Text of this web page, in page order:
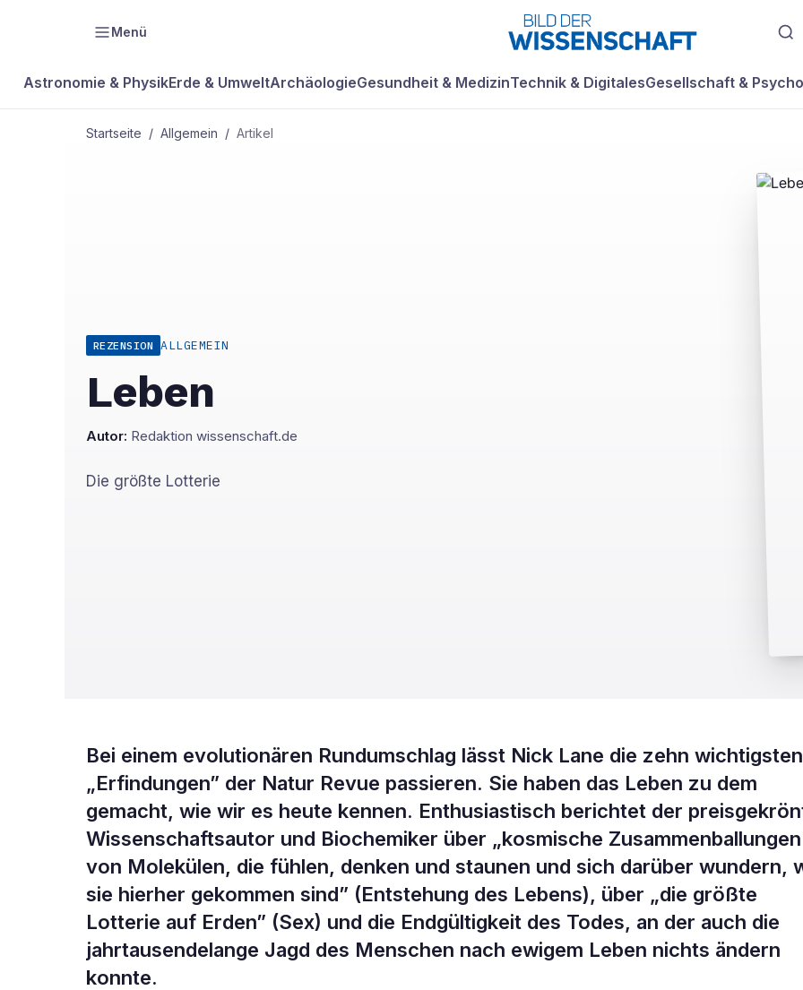
Menü
Astronomie & PhysikErde & UmweltArchäologieGesundheit & MedizinTechnik & DigitalesGesellschaft &
Startseite / Allgemein / Artikel
REZENSION ALLGEMEIN
Leben
Autor: Redaktion wissenschaft.de
Die größte Lotterie
Bei einem evolutionären Rundumschlag lässt Nick Lane die zehn wichtigsten
„Erfindungen” der Natur Revue passieren. Sie haben das Leben zu dem
gemacht, wie wir es heute kennen. Enthusiastisch berichtet der
Wissenschaftsautor und Biochemiker über „kosmische Zusammenballungen
von Molekülen, die fühlen, denken und staunen und sich darüber wundern,
sie hierher gekommen sind” (Entstehung des Lebens), über „die größte
Lotterie auf Erden” (Sex) und die Endgültigkeit des Todes, an der auch die
jahrtausendelange Jagd des Menschen nach ewigem Leben nichts ändern
konnte.